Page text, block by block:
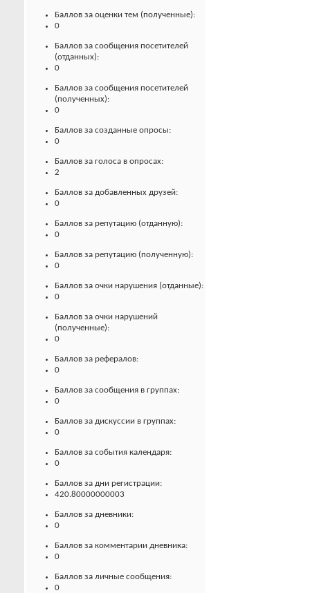
Баллов за оценки тем (полученные):
0
Баллов за сообщения посетителей
(отданных):
0
Баллов за сообщения посетителей
(полученных):
0
Баллов за созданные опросы:
0
Баллов за голоса в опросах:
2
Баллов за добавленных друзей:
0
Баллов за репутацию (отданную):
0
Баллов за репутацию (полученную):
0
Баллов за очки нарушения (отданные):
0
Баллов за очки нарушений
(полученные):
0
Баллов за рефералов:
0
Баллов за сообщения в группах:
0
Баллов за дискуссии в группах:
0
Баллов за события календаря:
0
Баллов за дни регистрации:
420.80000000003
Баллов за дневники:
0
Баллов за комментарии дневника:
0
Баллов за личные сообщения:
0